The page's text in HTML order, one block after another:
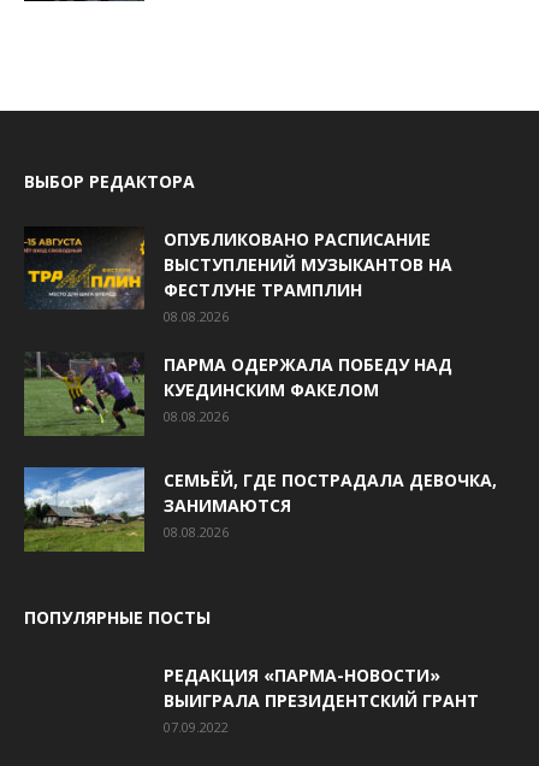
ВЫБОР РЕДАКТОРА
ОПУБЛИКОВАНО РАСПИСАНИЕ
ВЫСТУПЛЕНИЙ МУЗЫКАНТОВ НА
ФЕСТЛУНЕ ТРАМПЛИН
08.08.2026
ПАРМА ОДЕРЖАЛА ПОБЕДУ НАД
КУЕДИНСКИМ ФАКЕЛОМ
08.08.2026
СЕМЬЁЙ, ГДЕ ПОСТРАДАЛА ДЕВОЧКА,
ЗАНИМАЮТСЯ
08.08.2026
ПОПУЛЯРНЫЕ ПОСТЫ
РЕДАКЦИЯ «ПАРМА-НОВОСТИ»
ВЫИГРАЛА ПРЕЗИДЕНТСКИЙ ГРАНТ
07.09.2022